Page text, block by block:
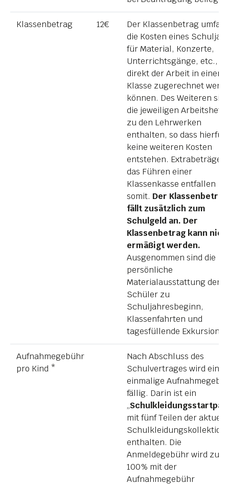
Klassenbetrag 12€
Der Klassenbetrag
die Kosten eines
für Material, Konzerte,
Unterrichtsgänge, etc.,
direkt der Arbeit in einer
Klasse zugerechnet
können. Des Weiteren sind
die jeweiligen Arbeitshefte
zu den Lehrwerken
enthalten, so dass hierfür
keine weiteren Kosten
entstehen. Extrabeträge
das Führen einer
Klassenkasse entfallen
somit. Der Klassenbetrag
fällt zusätzlich zum
Schulgeld an. Der
Klassenbetrag kann
ermäßigt werden.
Ausgenommen sind die
persönliche
Materialausstattung der
Schüler zu
Schuljahresbeginn,
Klassenfahrten und
tagesfüllende
Aufnahmegebühr
pro Kind *
Nach Abschluss des
Schulvertrages wird eine
einmalige
fällig. Darin ist ein
„
mit fünf Teilen der
Schulkleidungskollektion
enthalten. Die
Anmeldegebühr wird zu
100% mit der
Aufnahmegebühr